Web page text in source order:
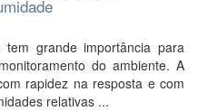
grande importância para
do ambiente. A
rapidez na resposta e com
relativas ...